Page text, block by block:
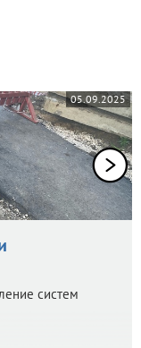
05.09.2025
систем